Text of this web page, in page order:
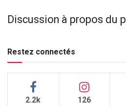
Discussion à propos du
Restez connectés
2.2k 126